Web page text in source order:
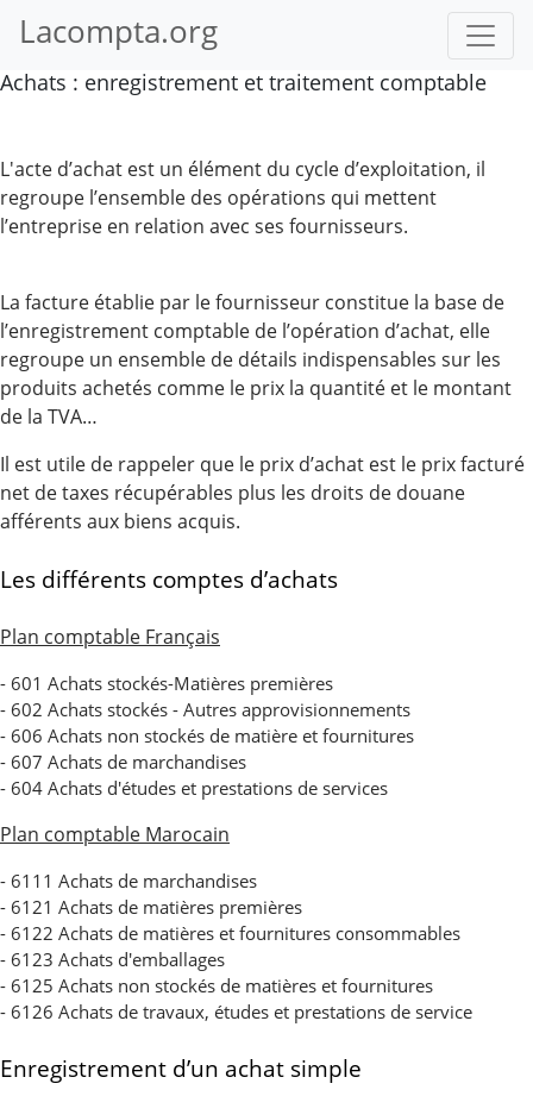
Lacompta.org
Achats : enregistrement et traitement comptable
L'acte d’achat est un élément du cycle d’exploitation, il
regroupe l’ensemble des opérations qui mettent
l’entreprise en relation avec ses fournisseurs.
La facture établie par le fournisseur constitue la base de
l’enregistrement comptable de l’opération d’achat, elle
regroupe un ensemble de détails indispensables sur les
produits achetés comme le prix la quantité et le montant
de la TVA…
Il est utile de rappeler que le prix d’achat est le prix facturé
net de taxes récupérables plus les droits de douane
afférents aux biens acquis.
Les différents comptes d’achats
Plan comptable Français
- 601 Achats stockés-Matières premières
- 602 Achats stockés - Autres approvisionnements
- 606 Achats non stockés de matière et fournitures
- 607 Achats de marchandises
- 604 Achats d'études et prestations de services
Plan comptable Marocain
- 6111 Achats de marchandises
- 6121 Achats de matières premières
- 6122 Achats de matières et fournitures consommables
- 6123 Achats d'emballages
- 6125 Achats non stockés de matières et fournitures
- 6126 Achats de travaux, études et prestations de service
Enregistrement d’un achat simple